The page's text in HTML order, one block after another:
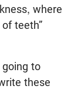
where
teeth”
going to
these